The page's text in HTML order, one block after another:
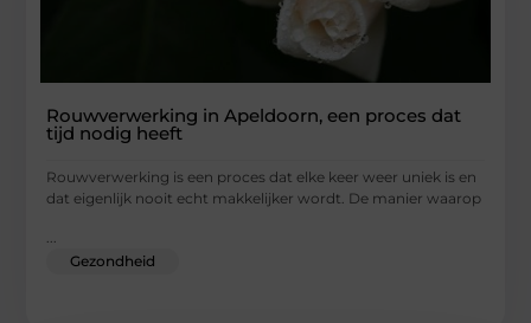
Rouwverwerking in Apeldoorn, een proces dat
tijd nodig heeft
Rouwverwerking is een proces dat elke keer weer uniek is en
dat eigenlijk nooit echt makkelijker wordt. De manier waarop
Gezondheid